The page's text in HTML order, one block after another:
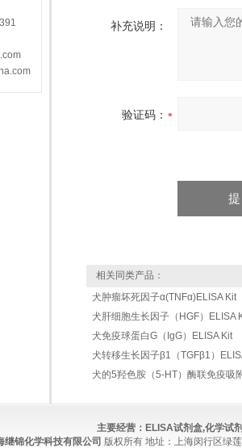
补充说明：
验证码：
相关同类产品：
犬肿瘤坏死因子α(TNFα)ELISA Kit
犬肝细胞生长因子（HGF）ELISA
犬免疫球蛋白G（IgG）ELISA Kit
犬转移生长因子β1（TGFβ1）
犬的5羟色胺（5-HT）酶联免疫吸
主要经营： ELISA试剂盒,化学试
继锦化学科技有限公司 版权所有 地址：上海闵行区绿